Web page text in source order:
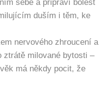
sebe a připraví bolest
duším i těm, ke
nervového zhroucení a
ztrátě milované bytosti –
má někdy pocit, že